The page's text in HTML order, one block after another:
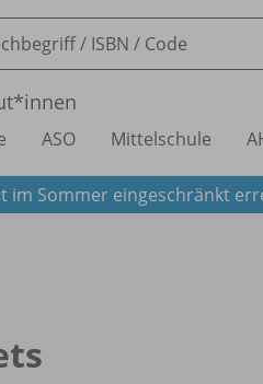
ASO Mittelschule
im Sommer eingeschränkt